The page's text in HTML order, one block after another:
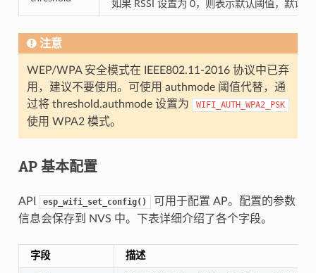
如果 RSSI 设置为 0，则表示默认阈值，默认
注意
WEP/WPA 安全模式在 IEEE802.11-2016 协议中已弃
用，建议不要使用。可使用 authmode 阈值代替，通
过将 threshold.authmode 设置为
WIFI_AUTH_WPA2_PSK
使用 WPA2 模式。
AP 基本配置
API esp_wifi_set_config()
可用于配置 AP。配置的参数
信息会保存到 NVS 中。下表详细介绍了各个字段。
字段 描述